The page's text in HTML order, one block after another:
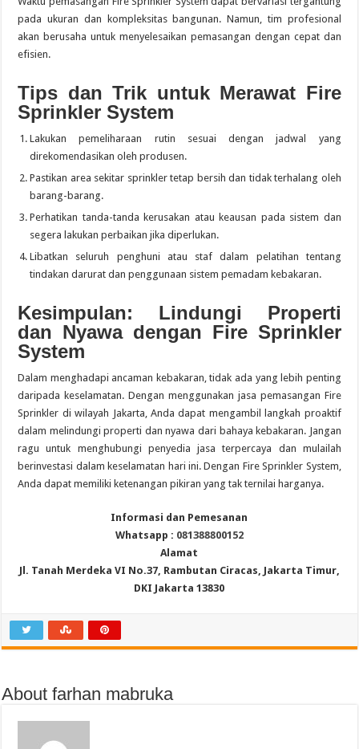
pada ukuran dan kompleksitas bangunan. Namun, tim profesional
akan berusaha untuk menyelesaikan pemasangan dengan cepat dan
efisien.
Tips dan Trik untuk Merawat Fire
Sprinkler System
Lakukan pemeliharaan rutin sesuai dengan jadwal yang
direkomendasikan oleh produsen.
Pastikan area sekitar sprinkler tetap bersih dan tidak terhalang oleh
barang-barang.
Perhatikan tanda-tanda kerusakan atau keausan pada sistem dan
segera lakukan perbaikan jika diperlukan.
Libatkan seluruh penghuni atau staf dalam pelatihan tentang
tindakan darurat dan penggunaan sistem pemadam kebakaran.
Kesimpulan: Lindungi Properti
dan Nyawa dengan Fire Sprinkler
System
Dalam menghadapi ancaman kebakaran, tidak ada yang lebih penting
daripada keselamatan. Dengan menggunakan jasa pemasangan Fire
Sprinkler di wilayah Jakarta, Anda dapat mengambil langkah proaktif
dalam melindungi properti dan nyawa dari bahaya kebakaran. Jangan
ragu untuk menghubungi penyedia jasa terpercaya dan mulailah
berinvestasi dalam keselamatan hari ini. Dengan Fire Sprinkler System,
Anda dapat memiliki ketenangan pikiran yang tak ternilai harganya.
Informasi dan Pemesanan
Whatsapp : 081388800152
Alamat
Jl. Tanah Merdeka VI No.37, Rambutan Ciracas, Jakarta Timur,
DKI Jakarta 13830
About farhan mabruka